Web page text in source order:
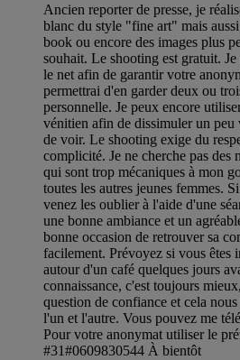
Ancien reporter de presse, je
blanc du style "fine art" mais
book ou encore des images plus
souhait. Le shooting est gratuit.
le net afin de garantir votre
permettrai d'en garder deux ou
personnelle. Je peux encore
vénitien afin de dissimuler un peu
de voir. Le shooting exige du
complicité. Je ne cherche pas des
qui sont trop mécaniques à mon
toutes les autres jeunes femmes.
venez les oublier à l'aide d'une
une bonne ambiance et un
bonne occasion de retrouver sa
facilement. Prévoyez si vous êtes
autour d'un café quelques jours
connaissance, c'est toujours
question de confiance et cela
l'un et l'autre. Vous pouvez me
Pour votre anonymat utiliser le
#31#0609830544 À bientôt